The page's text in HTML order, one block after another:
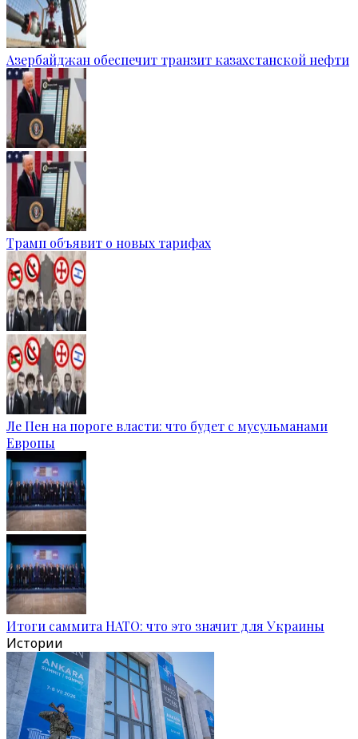
Азербайджан обеспечит транзит казахстанской нефти
Трамп объявит о новых тарифах
Ле Пен на пороге власти: что будет с мусульманами
Европы
Итоги саммита НАТО: что это значит для Украины
Истории